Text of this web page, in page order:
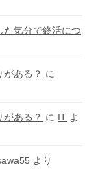
た気分で終活につ
がある？ に
がある？ に IT よ
より